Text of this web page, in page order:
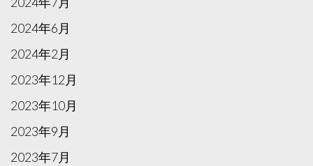
2024年6月
2024年2月
2023年12月
2023年10月
2023年9月
2023年7月